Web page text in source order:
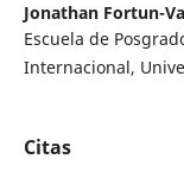
Jonathan Fortun-
Escuela de
Internacional,
Citas